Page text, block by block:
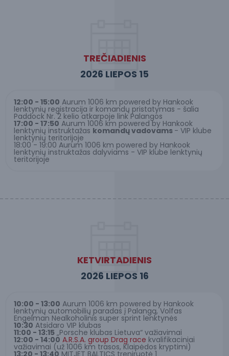
TREČIADIENIS
2026 LIEPOS 15
12:00 - 15:00 Aurum 1006 km powered by Hankook
lenktynių registracija ir komandų pristatymas - šalia
Paddock Nr. 2 kelio atkarpoje link Palangos
17:00 - 17:50 Aurum 1006 km powered by Hankook
lenktynių instruktažas komandų vadovams - VIP klube
lenktynių teritorijoje
18:00 - 19:00 Aurum 1006 km powered by Hankook
lenktynių instruktažas dalyviams - VIP klube lenktynių
teritorijoje
KETVIRTADIENIS
2026 LIEPOS 16
10:00 - 13:00 Aurum 1006 km powered by Hankook
lenktynių automobilių paradas į Palangą, Volfas
Engelman Nealkoholinis super sprint lenktynės
10:30 Atsidaro VIP klubas
11:00 - 13:15 „Porsche klubas Lietuva“ važiavimai
12:00 - 14:00 A.R.S.A. group Drag race kvalifikaciniai
važiavimai (už 1006 km trasos, Klaipėdos kryptimi)